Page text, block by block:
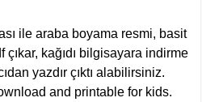
ile araba boyama resmi, basit
kağıdı bilgisayara indirme
yazdır çıktı alabilirsiniz.
and printable for kids.